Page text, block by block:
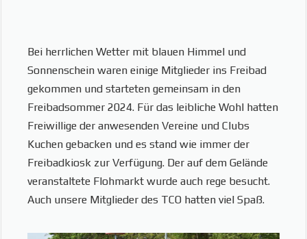
Bei herrlichen Wetter mit blauen Himmel und
Sonnenschein waren einige Mitglieder ins Freibad
gekommen und starteten gemeinsam in den
Freibadsommer 2024. Für das leibliche Wohl hatten
Freiwillige der anwesenden Vereine und Clubs
Kuchen gebacken und es stand wie immer der
Freibadkiosk zur Verfügung. Der auf dem Gelände
veranstaltete Flohmarkt wurde auch rege besucht.
Auch unsere Mitglieder des TCO hatten viel Spaß.